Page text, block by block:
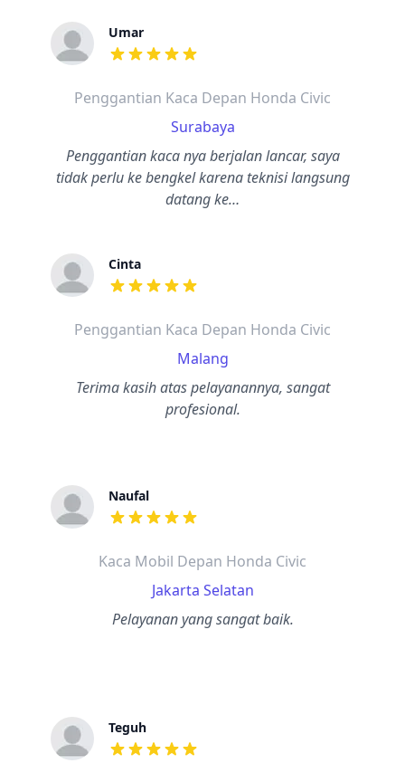
Umar
dari ulasan adalah bintang lima
Penggantian Kaca Depan Honda Civic
Surabaya
Penggantian kaca nya berjalan lancar, saya
tidak perlu ke bengkel karena teknisi langsung
datang ke…
Cinta
dari ulasan adalah bintang lima
Penggantian Kaca Depan Honda Civic
Malang
Terima kasih atas pelayanannya, sangat
profesional.
Naufal
dari ulasan adalah bintang lima
Kaca Mobil Depan Honda Civic
Jakarta Selatan
Pelayanan yang sangat baik.
Teguh
dari ulasan adalah bintang lima